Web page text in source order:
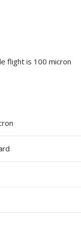
flight is 100 micron